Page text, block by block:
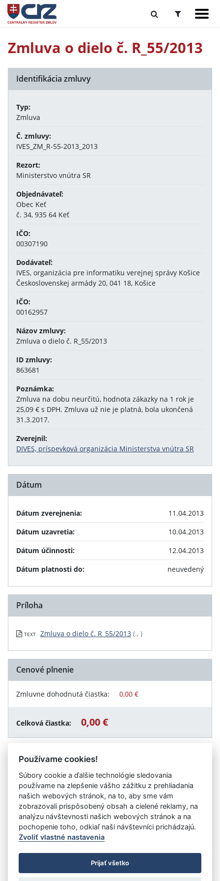
Zmluva o dielo č. R_55/2013
Identifikácia zmluvy
Typ:
Zmluva
Č. zmluvy:
IVES_ZM_R-55-2013_2013
Rezort:
Ministerstvo vnútra SR
Objednávateľ:
Obec Keť
č. 34, 935 64 Keť
IČO:
00307190
Dodávateľ:
IVES, organizácia pre informatiku verejnej správy Košice
Československej armády 20, 041 18, Košice
IČO:
00162957
Názov zmluvy:
Zmluva o dielo č. R_55/2013
ID zmluvy:
863681
Poznámka:
Zmluva na dobu neurčitú, hodnota zákazky na 1 rok je
25,09 € s DPH. Zmluva už nie je platná, bola ukončená
31.3.2017.
Zverejnil:
DIVES, príspevková organizácia Ministerstva vnútra SR
Dátum
Dátum zverejnenia:
11.04.2013
Dátum uzavretia:
10.04.2013
Dátum účinnosti:
12.04.2013
Dátum platnosti do:
neuvedený
Príloha
TEXT Zmluva o dielo č. R_55/2013 (., )
Cenové plnenie
Zmluvne dohodnutá čiastka: 0,00 €
Celková čiastka: 0,00 €
Vystavil:DIVES, príspevková organizácia Ministerstva
vnútra SR
Úrad vlády SR
- Všetky práva vyhradené
Prehlásenie o prístupnosti
Zmluvy do 31.12.2010
Nastavenia cookies
Používame cookies!
Súbory cookie a ďalšie technológie sledovania
používame na zlepšenie vášho zážitku z prehliadania
našich webových stránok, na to, aby sme vám
zobrazovali prispôsobený obsah a cielené reklamy, na
analýzu návštevnosti našich webových stránok a na
pochopenie toho, odkiaľ naši návštevníci prichádzajú.
Zvoliť vlastné nastavenia
Prijať všetko